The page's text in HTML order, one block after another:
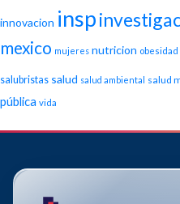
innovacion insp
mexico mujeres nutricion obesidad
salubristas salud salud ambiental salud
pública vida